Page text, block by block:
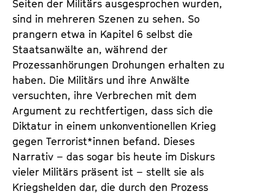
Seiten der Militärs ausgesprochen wurden,
sind in mehreren Szenen zu sehen. So
prangern etwa in Kapitel 6 selbst die
Staatsanwälte an, während der
Prozessanhörungen Drohungen erhalten zu
haben. Die Militärs und ihre Anwälte
versuchten, ihre Verbrechen mit dem
Argument zu rechtfertigen, dass sich die
Diktatur in einem unkonventionellen Krieg
gegen Terrorist*innen befand. Dieses
Narrativ – das sogar bis heute im Diskurs
vieler Militärs präsent ist – stellt sie als
Kriegshelden dar, die durch den Prozess